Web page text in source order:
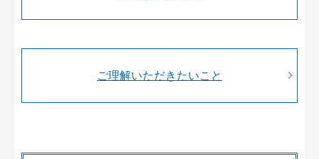
ご理解いただきたいこと